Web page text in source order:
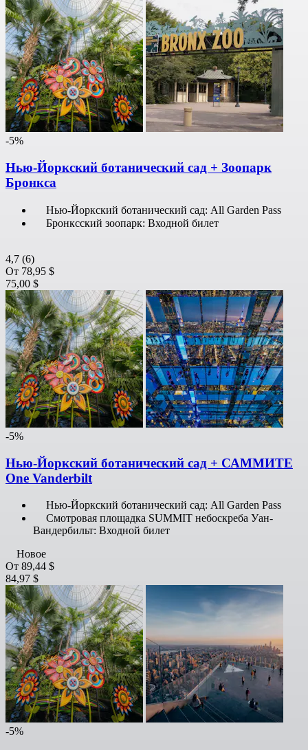
-5%
Нью-Йоркский ботанический сад + Зоопарк
Бронкса
Нью-Йоркский ботанический сад: All Garden Pass
Бронксский зоопарк: Входной билет
4,7 (6)
От 78,95 $
75,00 $
-5%
Нью-Йоркский ботанический сад + САММИТЕ
One Vanderbilt
Нью-Йоркский ботанический сад: All Garden Pass
Смотровая площадка SUMMIT небоскреба Уан-
Вандербильт: Входной билет
Новое
От 89,44 $
84,97 $
-5%